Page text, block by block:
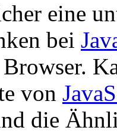
eine
bei
von
die